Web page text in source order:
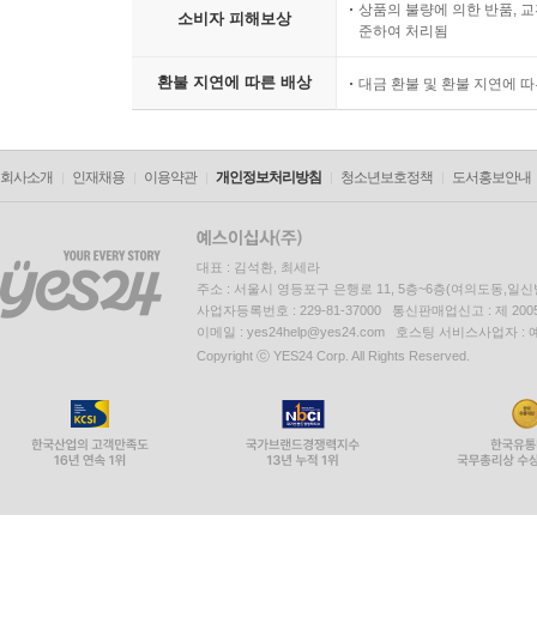
소비자 피해보상
상품의 불량에 의한 반품,
준하여 처리됨
환불 지연에 따른 배상 대금 환불 및 환불 지연에
회사소개 인재채용 이용약관 개인정보처리방침 청소년보호정책 도서홍보안내
대표 : 김석환, 최세라
주소 : 서울시 영등포구 은행로 11, 5층~6층(여의도동,일신
사업자등록번호 : 229-81-37000 통신판매업신고 : 제
이메일 : yes24help@yes24.com 호스팅 서비스사업자 :
Copyright ⓒ YES24 Corp. All Rights Reserved.